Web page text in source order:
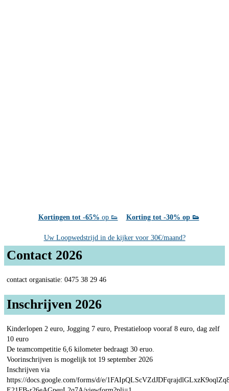
Kortingen tot -65% op 👟 Korting tot -30% op 👟
Uw Loopwedstrijd in de kijker voor 30€/maand?
Contact 2026
contact organisatie: 0475 38 29 46
Inschrijven 2026
Kinderlopen 2 euro, Jogging 7 euro, Prestatieloop vooraf 8 euro, dag zelf
10 euro
De teamcompetitie 6,6 kilometer bedraagt 30 eruo.
Voorinschrijven is mogelijk tot 19 september 2026
Inschrijven via
https://docs.google.com/forms/d/e/